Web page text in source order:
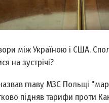
між Україною і США.
на зустрічі?
главу МЗС Польщі
підняв тарифи проти